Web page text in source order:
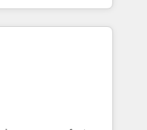
réussies - 40
HubSpot
in-house team
drive long-term
setup •
data cleanups •
📈 End-to-
marketing and
enablement tools